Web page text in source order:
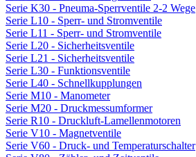
Serie K30 - Pneuma-Sperrventile 2-2 Wege
Serie L10 - Sperr- und Stromventile
Serie L11 - Sperr- und Stromventile
Serie L20 - Sicherheitsventile
Serie L21 - Sicherheitsventile
Serie L30 - Funktionsventile
Serie L40 - Schnellkupplungen
Serie M10 - Manometer
Serie M20 - Druckmessumformer
Serie R10 - Druckluft-Lamellenmotoren
Serie V10 - Magnetventile
Serie V60 - Druck- und Temperaturschalter